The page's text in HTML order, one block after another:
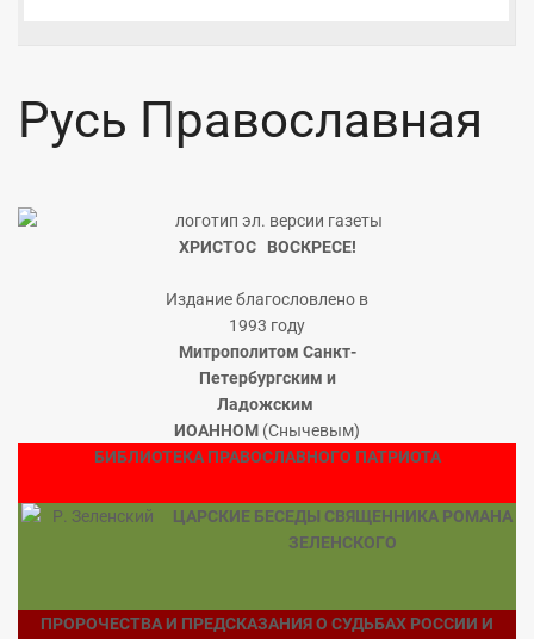
Русь Православная
ХРИСТОС ВОСКРЕСЕ!
Издание благословлено в
1993 году
Митрополитом Санкт-
Петербургским и
Ладожским
ИОАННОМ (Снычевым)
БИБЛИОТЕКА ПРАВОСЛАВНОГО ПАТРИОТА
ЦАРСКИЕ БЕСЕДЫ СВЯЩЕННИКА РОМАНА
ЗЕЛЕНСКОГО
ПРОРОЧЕСТВА И ПРЕДСКАЗАНИЯ О СУДЬБАХ РОССИИ И